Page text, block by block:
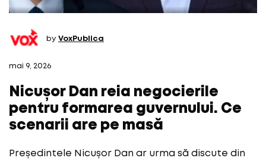
by VoxPublica
mai 9, 2026
Nicușor Dan reia negocierile
pentru formarea guvernului. Ce
scenarii are pe masă
Președintele Nicușor Dan ar urma să discute din